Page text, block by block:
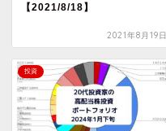
【2021/8/18】
2021年8月19日
投資